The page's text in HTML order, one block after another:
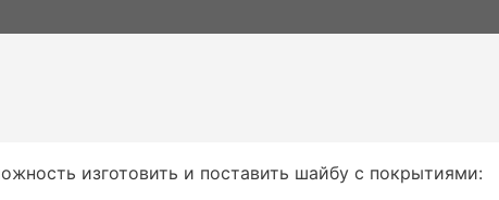
изготовить и поставить шайбу с покрытиями: